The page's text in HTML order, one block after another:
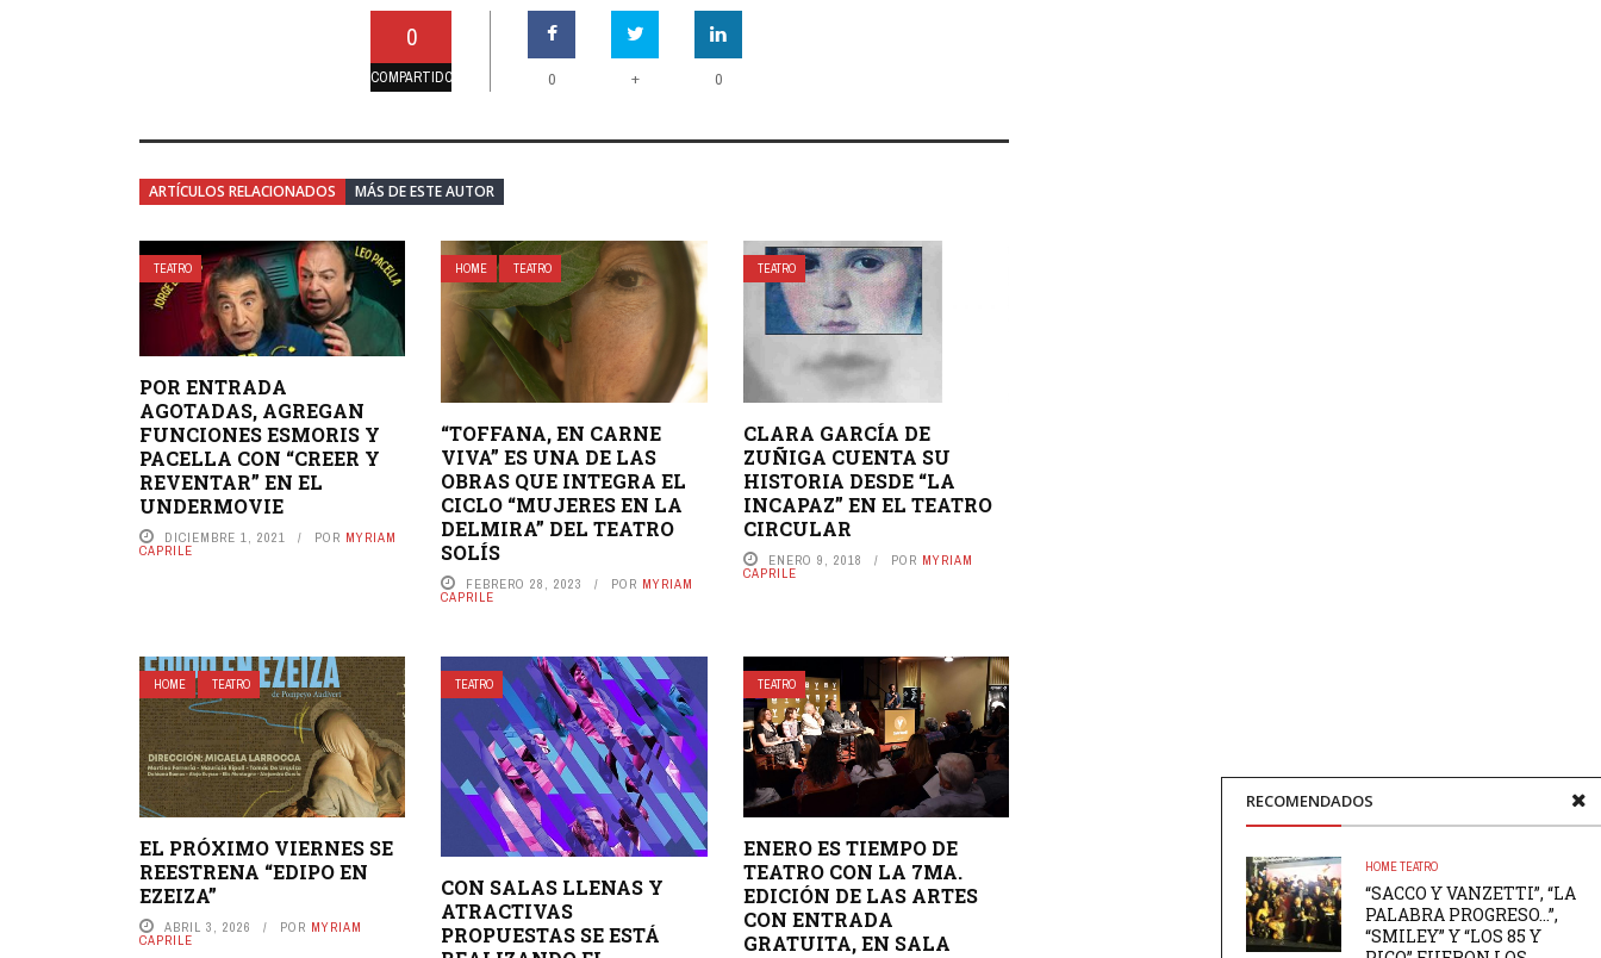
0
COMPARTIDO 0 + 0
ARTÍCULOS RELACIONADOS MÁS DE ESTE AUTOR
TEATRO
POR ENTRADA
AGOTADAS, AGREGAN
FUNCIONES ESMORIS Y
PACELLA CON “CREER Y
REVENTAR” EN EL
UNDERMOVIE
DICIEMBRE 1, 2021 POR MYRIAM
CAPRILE
HOME TEATRO
“TOFFANA, EN CARNE
VIVA” ES UNA DE LAS
OBRAS QUE INTEGRA EL
CICLO “MUJERES EN LA
DELMIRA” DEL TEATRO
SOLÍS
FEBRERO 28, 2023 POR MYRIAM
CAPRILE
TEATRO
CLARA GARCÍA DE
ZUÑIGA CUENTA SU
HISTORIA DESDE “LA
INCAPAZ” EN EL TEATRO
CIRCULAR
ENERO 9, 2018 POR MYRIAM
CAPRILE
HOME TEATRO
EL PRÓXIMO VIERNES SE
REESTRENA “EDIPO EN
EZEIZA”
ABRIL 3, 2026 POR MYRIAM
CAPRILE
TEATRO
CON SALAS LLENAS Y
ATRACTIVAS
PROPUESTAS SE ESTÁ
TEATRO
ENERO ES TIEMPO DE
TEATRO CON LA 7MA.
EDICIÓN DE LAS ARTES
CON ENTRADA
GRATUITA, EN SALA
RECOMENDADOS
HOMETEATRO
“SACCO Y VANZETTI”, “LA
PALABRA PROGRESO…”,
“SMILEY” Y “LOS 85 Y